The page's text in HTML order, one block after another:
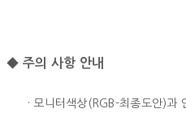
◆ 주의 사항 안내
· 모니터색상(RGB-최종도안)과